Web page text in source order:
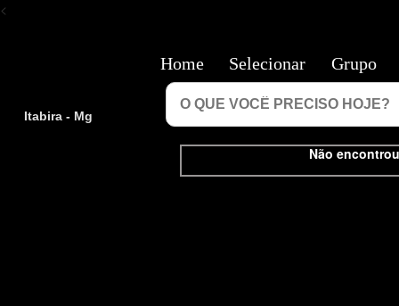
<
Itabira - Mg
Não
Home Selecionar Grupo